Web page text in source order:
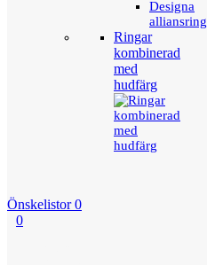
Designa
alliansring
Ringar
kombinerad
med
hudfärg
Önskelistor 0
0